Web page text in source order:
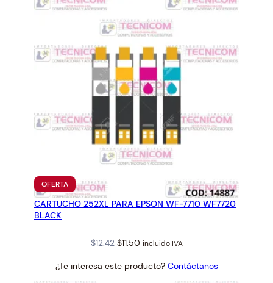
OFERTAPRODUCTO
EN
OFERTA
CARTUCHO 252XL PARA EPSON WF-7710 WF7720
BLACK
$12.42 Original
was:
$11.50Current
is:
incluido IVA
¿Te interesa este producto? Contáctanos